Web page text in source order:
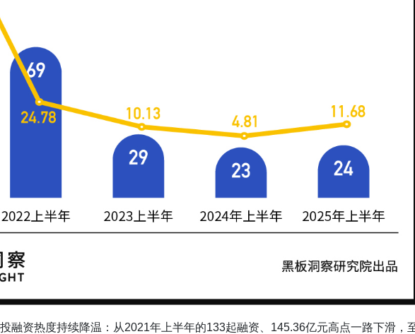
融资热度持续降温：从2021年上半年的133起融资、145.36亿元高点一路下滑，